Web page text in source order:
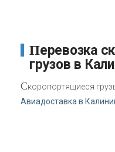
Перевозка скоропортящихся
грузов в
Скоропортящиеся
Авиадоставка в